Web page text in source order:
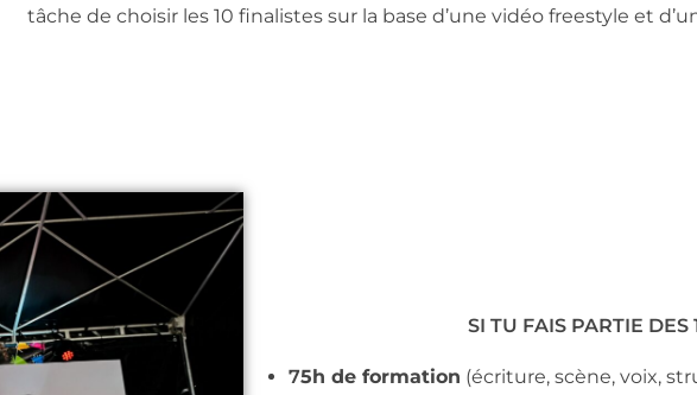
tâche de choisir les 10 finalistes sur la base d’une vidéo freestyle et
SI TU FAIS PARTIE DES
75h de formation (écriture, scène, voix,